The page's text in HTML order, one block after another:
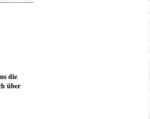
die
über